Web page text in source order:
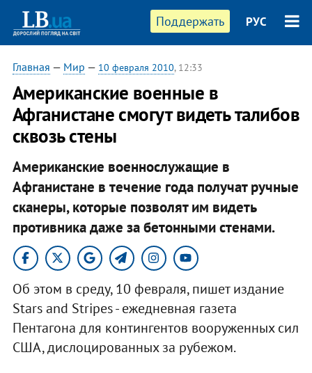
Поддержать РУС
Главная — Мир — 10 февраля 2010, 12:33
Американские военные в
Афганистане смогут видеть талибов
сквозь стены
Американские военнослужащие в
Афганистане в течение года получат ручные
сканеры, которые позволят им видеть
противника даже за бетонными стенами.
Об этом в среду, 10 февраля, пишет издание
Stars and Stripes - ежедневная газета
Пентагона для контингентов вооруженных сил
США, дислоцированных за рубежом.